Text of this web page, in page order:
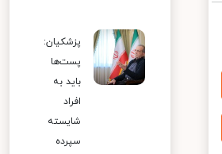
پزشکیان:
پست‌ها
باید به
افراد
شایسته
سپرده